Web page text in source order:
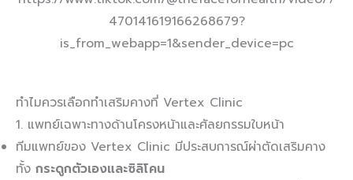
470141619166268679?
is_from_webapp=1&sender_device=pc
ทำไมควรเลือกทำเสริมคางที่ Vertex Clinic
1. แพทย์เฉพาะทางด้านโครงหน้าและศัลยกรรมใบหน้า
ทีมแพทย์ของ Vertex Clinic มีประสบการณ์ผ่าตัดเสริมคาง
ทั้ง กระดูกตัวเองและซิลิโคน